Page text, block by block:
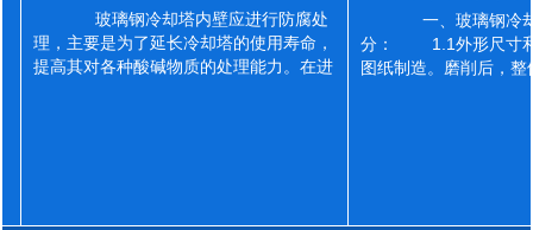
玻璃钢冷却塔内壁应进行防腐处
理，主要是为了延长冷却塔的使用寿命，
提高其对各种酸碱物质的处理能力。在进
一、玻璃钢冷
分： 1.1外形尺寸和
图纸制造。磨削后，